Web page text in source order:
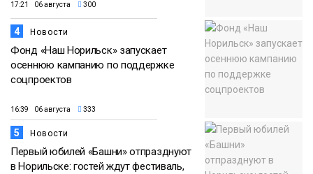
17:21 06 августа 300
4 Новости
Фонд «Наш Норильск» запускает
осеннюю кампанию по поддержке
соцпроектов
16:39 06 августа 333
5 Новости
Первый юбилей «Башни» отпразднуют
в Норильске: гостей ждут фестиваль,